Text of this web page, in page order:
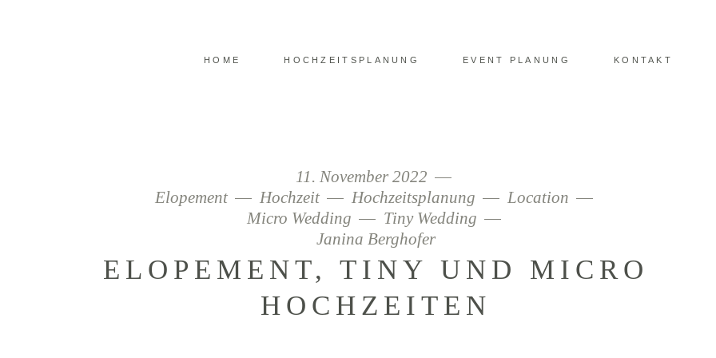
HOME HOCHZEITSPLANUNG EVENT PLANUNG KONTAKT
11. November 2022
Elopement
Hochzeit Hochzeitsplanung
Location
Micro Wedding
Tiny Wedding
Janina Berghofer
ELOPEMENT, TINY UND MICRO
HOCHZEITEN